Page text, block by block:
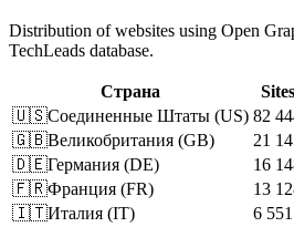
Distribution of websites using Open
TechLeads database.
Страна
Sites
🇺🇸Соединенные Штаты (US) 82
🇬🇧Великобритания (GB)
21
🇩🇪Германия (DE)
16
🇫🇷Франция (FR)
13
🇮🇹Италия (IT)
6 551